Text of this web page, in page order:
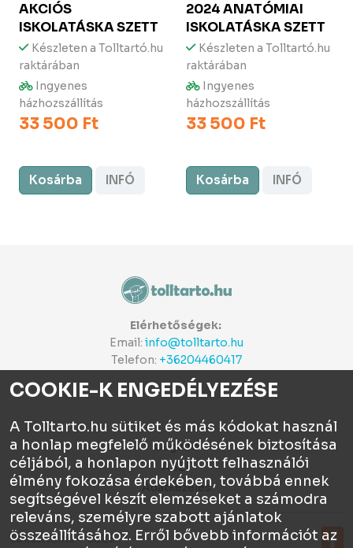
AKCIÓS
ISKOLATÁSKA SZETT
Készleten a Tolltartó.hu
raktárában
Ingyenes
házhozszállítás
33 500 Ft
Kosárba INFÓ
2024 ANATÓMIAI
ISKOLATÁSKA SZETT
Készleten a Tolltartó.hu
raktárában
Ingyenes
házhozszállítás
33 500 Ft
Kosárba INFÓ
Elérhetőségek:
Email: info@tolltarto.hu
Telefon: +36204460417
Céginfo
ÁSZF
Adatkezelés
Tolltartó.hu © 2026
COOKIE-K ENGEDÉLYEZÉSE
A Tolltarto.hu sütiket és más kódokat használ
a honlap megfelelő működésének biztosítása
céljából, a honlapon nyújtott felhasználói
élmény fokozása érdekében, továbbá ennek
segítségével készít elemzéseket a számodra
releváns, személyre szabott ajánlatok
összeállításához. Erről bővebb információt az